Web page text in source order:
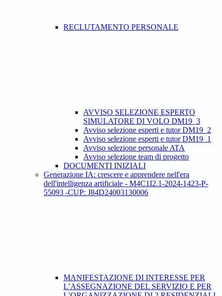
RECLUTAMENTO PERSONALE
AVVISO SELEZIONE ESPERTO
SIMULATORE DI VOLO DM19_3
Avviso selezione esperti e tutor DM19_2
Avviso selezione esperti e tutor DM19_1
Avviso selezione personale ATA
Avviso selezione team di progetto
DOCUMENTI INIZIALI
Generazione IA: crescere e apprendere nell'era
dell'intelligenza artificiale - M4C1I2.1-2024-1423-P-
55093 -CUP: J84D24003130006
MANIFESTAZIONE DI INTERESSE PER
L’ASSEGNAZIONE DEL SERVIZIO E PER